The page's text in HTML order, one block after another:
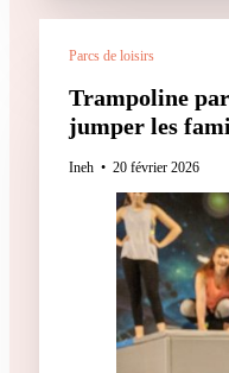
Parcs de loisirs
Trampoline
jumper les
Ineh 20 février 2026